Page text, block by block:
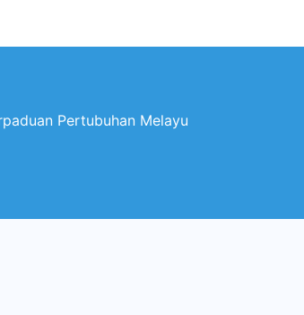
Pertubuhan Melayu